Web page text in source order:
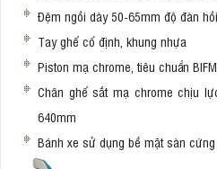
Đệm ngồi dày 50-65mm độ đàn
Tay ghế cố định, khung nhựa
Piston mạ chrome, tiêu chuẩn
Chân ghế sắt mạ chrome chịu
640mm
Bánh xe sử dụng bề mặt sàn